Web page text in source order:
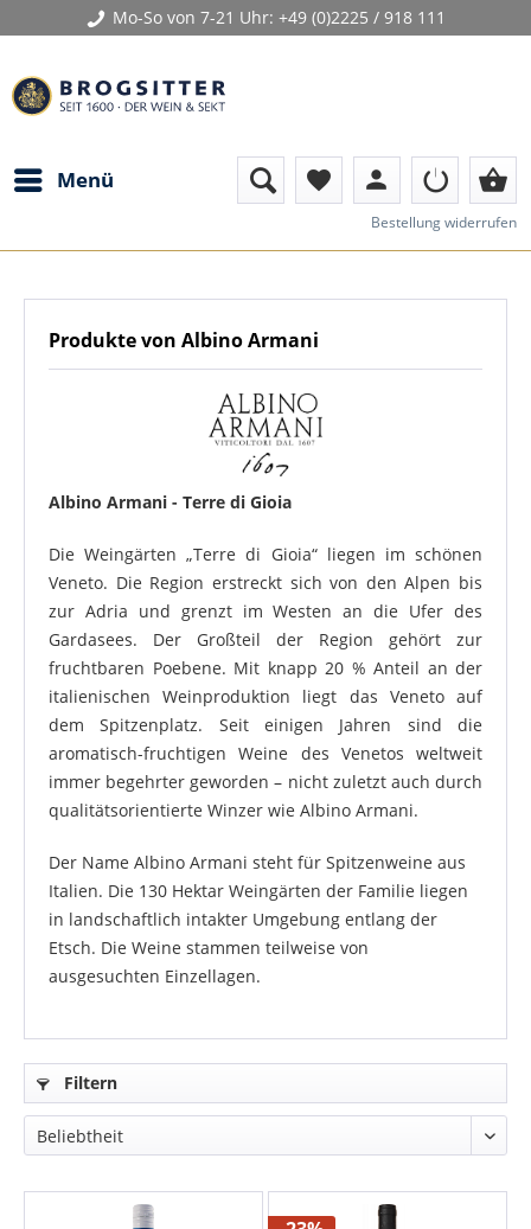
Mo-So von 7-21 Uhr: +49 (0)2225 / 918 111
Menü favorite person shopping_basket
Bestellung widerrufen
Produkte von Albino Armani
Albino Armani - Terre di Gioia
Die Weingärten „Terre di Gioia“ liegen im schönen
Veneto. Die Region erstreckt sich von den Alpen bis
zur Adria und grenzt im Westen an die Ufer des
Gardasees. Der Großteil der Region gehört zur
fruchtbaren Poebene. Mit knapp 20 % Anteil an der
italienischen Weinproduktion liegt das Veneto auf
dem Spitzenplatz. Seit einigen Jahren sind die
aromatisch-fruchtigen Weine des Venetos weltweit
immer begehrter geworden – nicht zuletzt auch durch
qualitätsorientierte Winzer wie Albino Armani.
Der Name Albino Armani steht für Spitzenweine aus
Italien. Die 130 Hektar Weingärten der Familie liegen
in landschaftlich intakter Umgebung entlang der
Etsch. Die Weine stammen teilweise von
ausgesuchten Einzellagen.
Filtern